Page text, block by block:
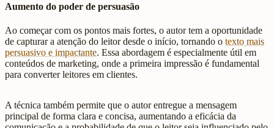
Aumento do poder de persuasão
Ao começar com os pontos mais fortes, o autor tem a oportunidade
de capturar a atenção do leitor desde o início, tornando o texto mais
persuasivo e impactante. Essa abordagem é especialmente útil em
conteúdos de marketing, onde a primeira impressão é fundamental
para converter leitores em clientes.
A técnica também permite que o autor entregue a mensagem
principal de forma clara e concisa, aumentando a eficácia da